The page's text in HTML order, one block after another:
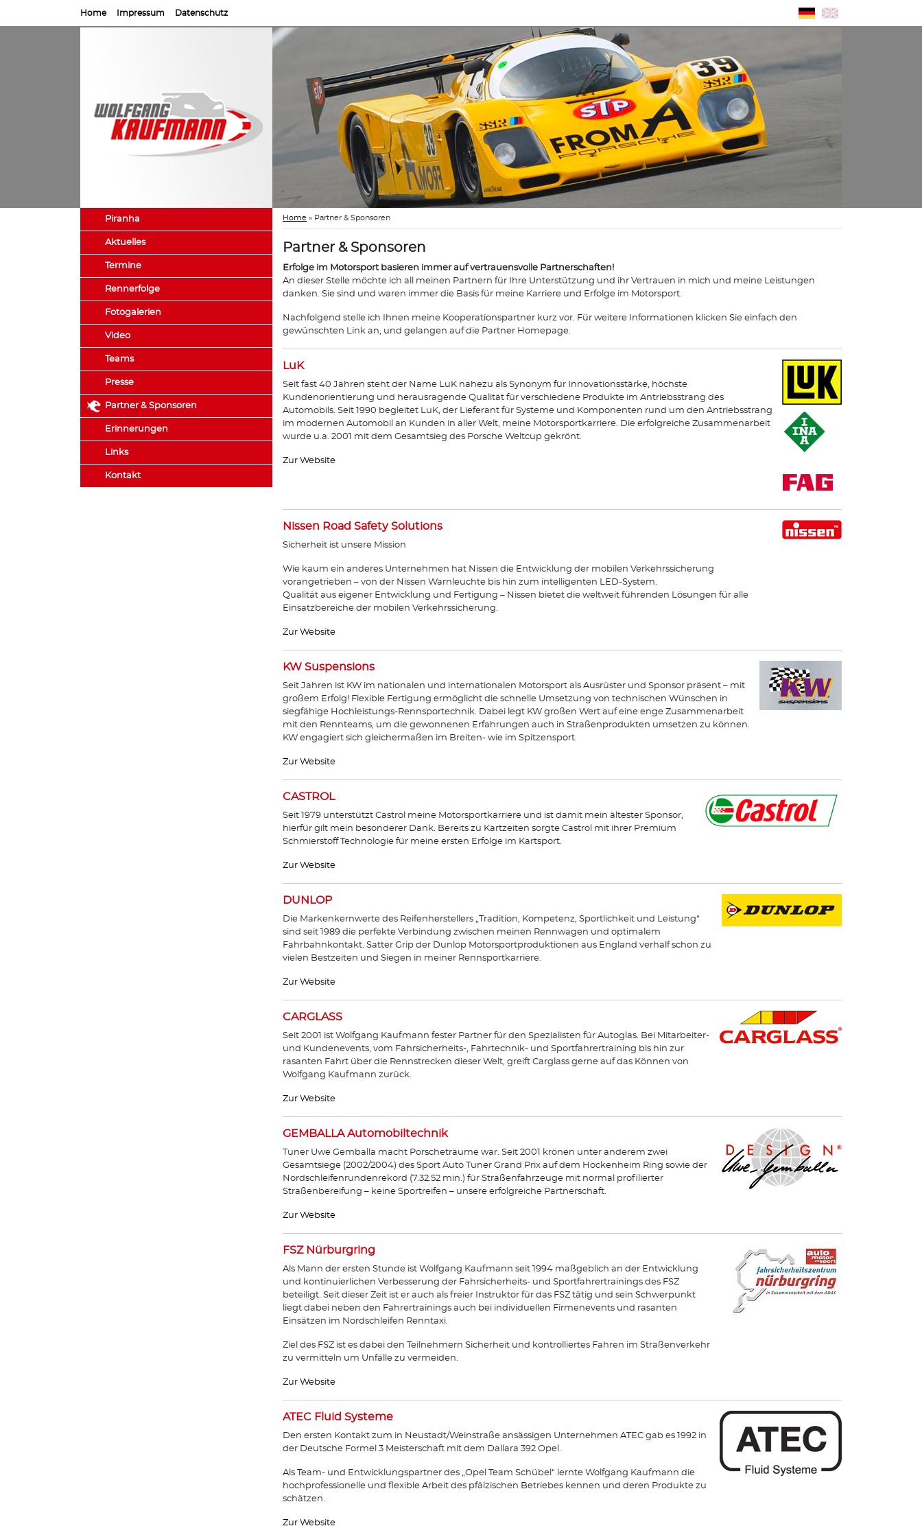
Home Impressum Datenschutz
Piranha
Aktuelles
Termine
Rennerfolge
Fotogalerien
Video
Teams
Presse
Partner & Sponsoren
Erinnerungen
Links
Kontakt
Home » Partner & Sponsoren
Partner & Sponsoren
Erfolge im Motorsport basieren immer auf vertrauensvolle Partnerschaften!
An dieser Stelle möchte ich all meinen Partnern für Ihre Unterstützung und ihr Vertrauen in mich und meine Leistungen
danken. Sie sind und waren immer die Basis für meine Karriere und Erfolge im Motorsport.
Nachfolgend stelle ich Ihnen meine Kooperationspartner kurz vor. Für weitere Informationen klicken Sie einfach den
gewünschten Link an, und gelangen auf die Partner Homepage.
LuK
Seit fast 40 Jahren steht der Name LuK nahezu als Synonym für Innovationsstärke, höchste
Kundenorientierung und herausragende Qualität für verschiedene Produkte im Antriebsstrang des
Automobils. Seit 1990 begleitet LuK, der Lieferant für Systeme und Komponenten rund um den Antriebsstrang
im modernen Automobil an Kunden in aller Welt, meine Motorsportkarriere. Die erfolgreiche Zusammenarbeit
wurde u.a. 2001 mit dem Gesamtsieg des Porsche Weltcup gekrönt.
Zur Website
Nissen Road Safety Solutions
Sicherheit ist unsere Mission
Wie kaum ein anderes Unternehmen hat Nissen die Entwicklung der mobilen Verkehrssicherung
vorangetrieben – von der Nissen Warnleuchte bis hin zum intelligenten LED-System.
Qualität aus eigener Entwicklung und Fertigung – Nissen bietet die weltweit führenden Lösungen für alle
Einsatzbereiche der mobilen Verkehrssicherung.
Zur Website
KW Suspensions
Seit Jahren ist KW im nationalen und internationalen Motorsport als Ausrüster und Sponsor präsent – mit
großem Erfolg! Flexible Fertigung ermöglicht die schnelle Umsetzung von technischen Wünschen in
siegfähige Hochleistungs-Rennsportechnik. Dabei legt KW großen Wert auf eine enge Zusammenarbeit
mit den Rennteams, um die gewonnenen Erfahrungen auch in Straßenprodukten umsetzen zu können.
KW engagiert sich gleichermaßen im Breiten- wie im Spitzensport.
Zur Website
CASTROL
Seit 1979 unterstützt Castrol meine Motorsportkarriere und ist damit mein ältester Sponsor,
hierfür gilt mein besonderer Dank. Bereits zu Kartzeiten sorgte Castrol mit ihrer Premium
Schmierstoff Technologie für meine ersten Erfolge im Kartsport.
Zur Website
DUNLOP
Die Markenkernwerte des Reifenherstellers „Tradition, Kompetenz, Sportlichkeit und Leistung“
sind seit 1989 die perfekte Verbindung zwischen meinen Rennwagen und optimalem
Fahrbahnkontakt. Satter Grip der Dunlop Motorsportproduktionen aus England verhalf schon zu
vielen Bestzeiten und Siegen in meiner Rennsportkarriere.
Zur Website
CARGLASS
Seit 2001 ist Wolfgang Kaufmann fester Partner für den Spezialisten für Autoglas. Bei Mitarbeiter-
und Kundenevents, vom Fahrsicherheits-, Fahrtechnik- und Sportfahrertraining bis hin zur
rasanten Fahrt über die Rennstrecken dieser Welt, greift Carglass gerne auf das Können von
Wolfgang Kaufmann zurück.
Zur Website
GEMBALLA Automobiltechnik
Tuner Uwe Gemballa macht Porscheträume war. Seit 2001 krönen unter anderem zwei
Gesamtsiege (2002/2004) des Sport Auto Tuner Grand Prix auf dem Hockenheim Ring sowie der
Nordschleifenrundenrekord (7.32.52 min.) für Straßenfahrzeuge mit normal profilierter
Straßenbereifung – keine Sportreifen – unsere erfolgreiche Partnerschaft.
Zur Website
FSZ Nürburgring
Als Mann der ersten Stunde ist Wolfgang Kaufmann seit 1994 maßgeblich an der Entwicklung
und kontinuierlichen Verbesserung der Fahrsicherheits- und Sportfahrertrainings des FSZ
beteiligt. Seit dieser Zeit ist er auch als freier Instruktor für das FSZ tätig und sein Schwerpunkt
liegt dabei neben den Fahrertrainings auch bei individuellen Firmenevents und rasanten
Einsätzen im Nordschleifen Renntaxi.
Ziel des FSZ ist es dabei den Teilnehmern Sicherheit und kontrolliertes Fahren im Straßenverkehr
zu vermitteln um Unfälle zu vermeiden.
Zur Website
ATEC Fluid Systeme
Den ersten Kontakt zum in Neustadt/Weinstraße ansässigen Unternehmen ATEC gab es 1992 in
der Deutsche Formel 3 Meisterschaft mit dem Dallara 392 Opel.
Als Team- und Entwicklungspartner des „Opel Team Schübel“ lernte Wolfgang Kaufmann die
hochprofessionelle und flexible Arbeit des pfälzischen Betriebes kennen und deren Produkte zu
schätzen.
Zur Website